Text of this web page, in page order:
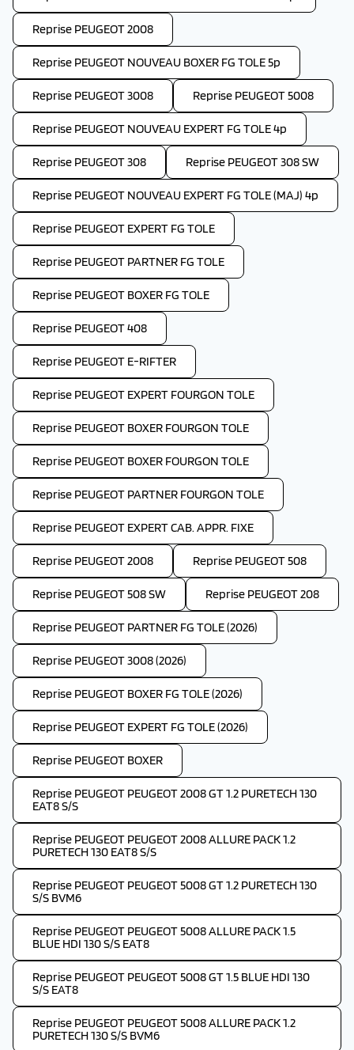
Reprise PEUGEOT 2008
Reprise PEUGEOT NOUVEAU BOXER FG TOLE 5p
Reprise PEUGEOT 3008 Reprise PEUGEOT 5008
Reprise PEUGEOT NOUVEAU EXPERT FG TOLE 4p
Reprise PEUGEOT 308 Reprise PEUGEOT 308 SW
Reprise PEUGEOT NOUVEAU EXPERT FG TOLE (MAJ) 4p
Reprise PEUGEOT EXPERT FG TOLE
Reprise PEUGEOT PARTNER FG TOLE
Reprise PEUGEOT BOXER FG TOLE
Reprise PEUGEOT 408
Reprise PEUGEOT E-RIFTER
Reprise PEUGEOT EXPERT FOURGON TOLE
Reprise PEUGEOT BOXER FOURGON TOLE
Reprise PEUGEOT BOXER FOURGON TOLE
Reprise PEUGEOT PARTNER FOURGON TOLE
Reprise PEUGEOT EXPERT CAB. APPR. FIXE
Reprise PEUGEOT 2008 Reprise PEUGEOT 508
Reprise PEUGEOT 508 SW Reprise PEUGEOT 208
Reprise PEUGEOT PARTNER FG TOLE (2026)
Reprise PEUGEOT 3008 (2026)
Reprise PEUGEOT BOXER FG TOLE (2026)
Reprise PEUGEOT EXPERT FG TOLE (2026)
Reprise PEUGEOT BOXER
Reprise PEUGEOT PEUGEOT 2008 GT 1.2 PURETECH 130
EAT8 S/S
Reprise PEUGEOT PEUGEOT 2008 ALLURE PACK 1.2
PURETECH 130 EAT8 S/S
Reprise PEUGEOT PEUGEOT 5008 GT 1.2 PURETECH 130
S/S BVM6
Reprise PEUGEOT PEUGEOT 5008 ALLURE PACK 1.5
BLUE HDI 130 S/S EAT8
Reprise PEUGEOT PEUGEOT 5008 GT 1.5 BLUE HDI 130
S/S EAT8
Reprise PEUGEOT PEUGEOT 5008 ALLURE PACK 1.2
PURETECH 130 S/S BVM6